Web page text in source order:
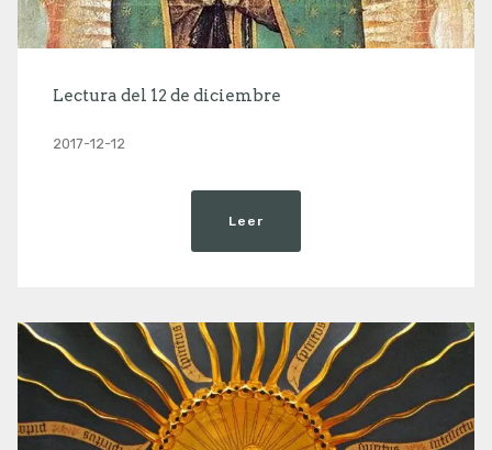
Lectura del 12 de diciembre
2017-12-12
Leer